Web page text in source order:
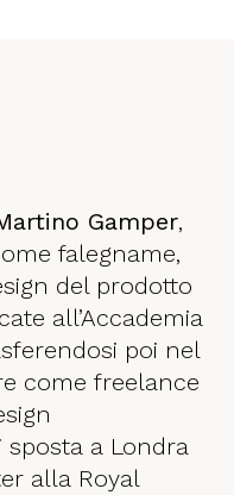
Gamper,
falegname,
del prodotto
all’Accademia
poi nel
come freelance
sposta a Londra
alla Royal